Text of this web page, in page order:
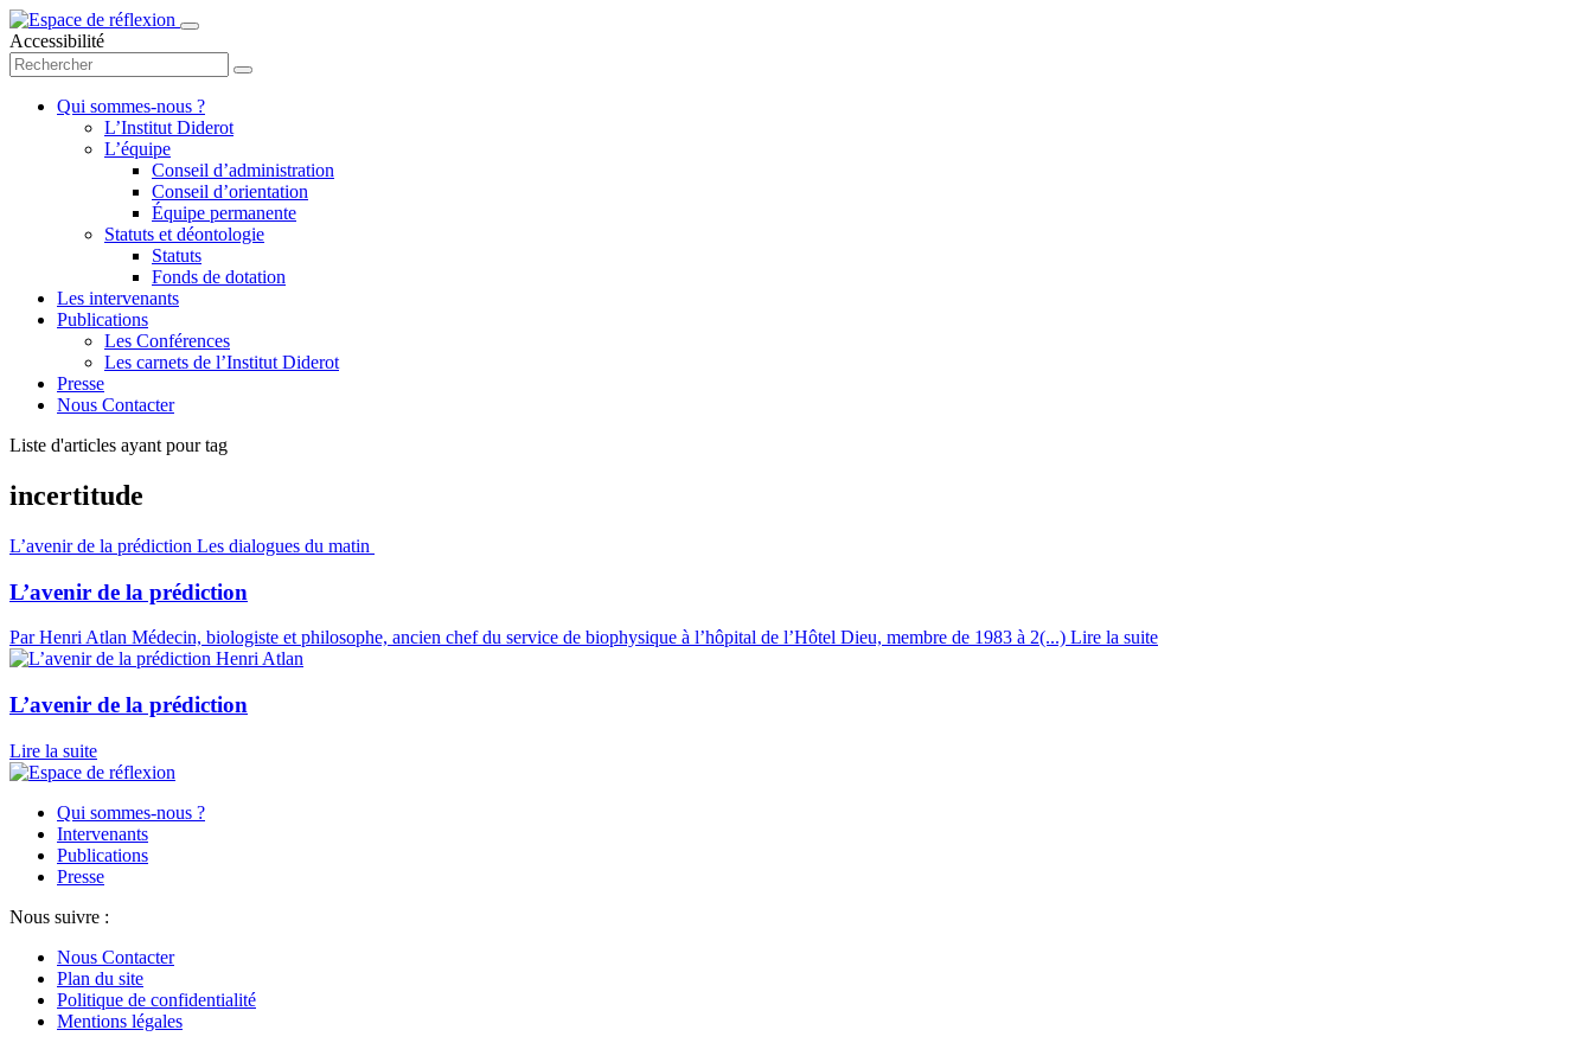
Accessibilité
Qui sommes-nous ?
L’Institut Diderot
L’équipe
Conseil d’administration
Conseil d’orientation
Équipe permanente
Statuts et déontologie
Statuts
Fonds de dotation
Les intervenants
Publications
Les Conférences
Les carnets de l’Institut Diderot
Presse
Nous Contacter
Liste d'articles ayant pour tag
incertitude
L’avenir de la prédiction Les dialogues du matin
L’avenir de la prédiction
Par Henri Atlan Médecin, biologiste et philosophe, ancien chef du service de biophysique à l’hôpital de l’Hôtel Dieu, membre de 1983 à 2(...) Lire la suite
Henri Atlan
L’avenir de la prédiction
Lire la suite
Qui sommes-nous ?
Intervenants
Publications
Presse
Nous suivre :
Nous Contacter
Plan du site
Politique de confidentialité
Mentions légales